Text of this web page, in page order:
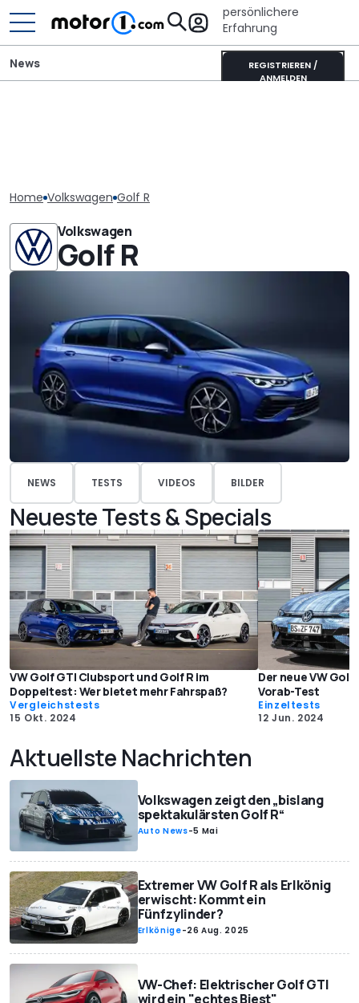
persönlichere
Erfahrung
REGISTRIEREN /
ANMELDEN
News
Home Volkswagen Golf R
Volkswagen
Golf R
NEWS TESTS VIDEOS BILDER
Neueste Tests & Specials
VW Golf GTI Clubsport und Golf R im
Doppeltest: Wer bietet mehr Fahrspaß?
Vergleichstests
15 Okt. 2024
Der neue VW
Vorab-Test
Einzeltests
12 Jun. 2024
Aktuellste Nachrichten
Volkswagen zeigt den „bislang
spektakulärsten Golf R“
Auto News-5 Mai
Extremer VW Golf R als Erlkönig
erwischt: Kommt ein
Fünfzylinder?
Erlkönige-26 Aug. 2025
VW-Chef: Elektrischer Golf GTI
wird ein "echtes Biest"